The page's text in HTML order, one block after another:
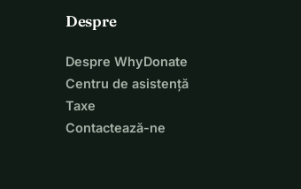
Despre
Despre WhyDonate
Centru de asistență
Taxe
Contactează-ne